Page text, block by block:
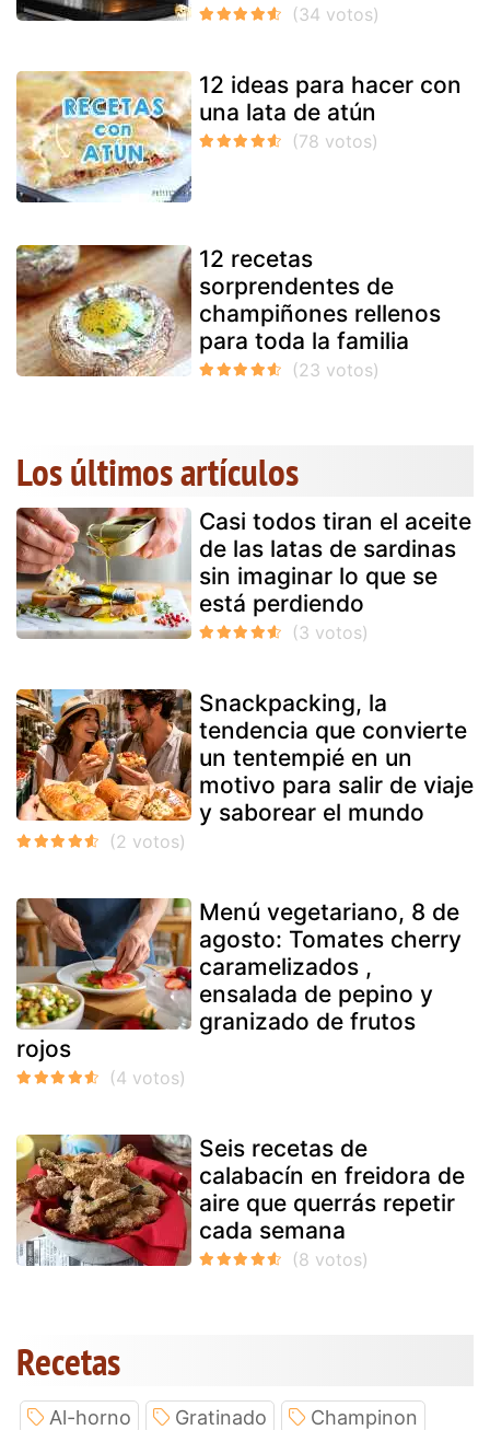
12 ideas para hacer con
una lata de atún
12 recetas
sorprendentes de
champiñones rellenos
para toda la familia
Los últimos artículos
Casi todos tiran el aceite
de las latas de sardinas
sin imaginar lo que se
está perdiendo
Snackpacking, la
tendencia que convierte
un tentempié en un
motivo para salir de viaje
y saborear el mundo
Menú vegetariano, 8 de
agosto: Tomates cherry
caramelizados ,
ensalada de pepino y
granizado de frutos
rojos
Seis recetas de
calabacín en freidora de
aire que querrás repetir
cada semana
Recetas
Al-horno Gratinado
Champinon